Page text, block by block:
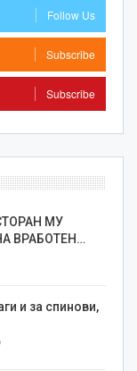
Follow Us
Subscribe
Subscribe
МУ
ВРАБОТЕН…
и за спинови,